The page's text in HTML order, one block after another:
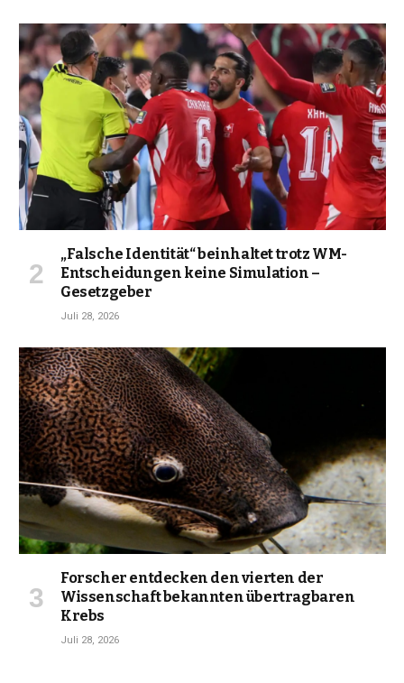
„Falsche Identität“ beinhaltet trotz WM-
Entscheidungen keine Simulation –
Gesetzgeber
Juli 28, 2026
Forscher entdecken den vierten der
Wissenschaft bekannten übertragbaren
Krebs
Juli 28, 2026